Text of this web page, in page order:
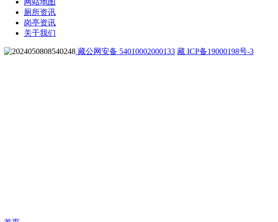
厕所资讯
岗亭资讯
关于我们
藏公网安备 54010002000133 藏 ICP备19000198号-3